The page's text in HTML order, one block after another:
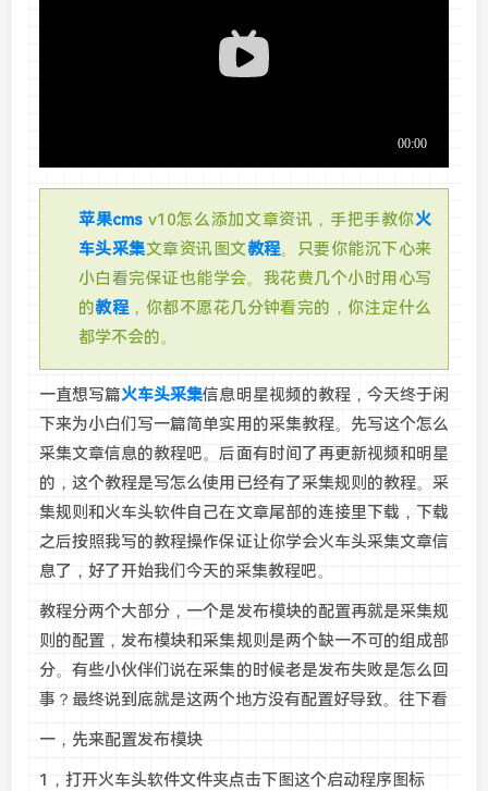
苹果cms v10怎么添加文章资讯，手把手教你火
车头采集文章资讯图文教程。只要你能沉下心来
小白看完保证也能学会。我花费几个小时用心写
的教程，你都不愿花几分钟看完的，你注定什么
都学不会的。
一直想写篇火车头采集信息明星视频的教程，今天终于闲
下来为小白们写一篇简单实用的采集教程。先写这个怎么
采集文章信息的教程吧。后面有时间了再更新视频和明星
的，这个教程是写怎么使用已经有了采集规则的教程。采
集规则和火车头软件自己在文章尾部的连接里下载，下载
之后按照我写的教程操作保证让你学会火车头采集文章信
息了，好了开始我们今天的采集教程吧。
教程分两个大部分，一个是发布模块的配置再就是采集规
则的配置，发布模块和采集规则是两个缺一不可的组成部
分。有些小伙伴们说在采集的时候老是发布失败是怎么回
事？最终说到底就是这两个地方没有配置好导致。往下看
一，先来配置发布模块
1，打开火车头软件文件夹点击下图这个启动程序图标